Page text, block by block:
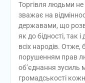
Торгівля людьми
зважає на
державами, що
як до бідності, так
всіх народів. Отже,
порушенням прав
об’єднання зусиль
громадськості